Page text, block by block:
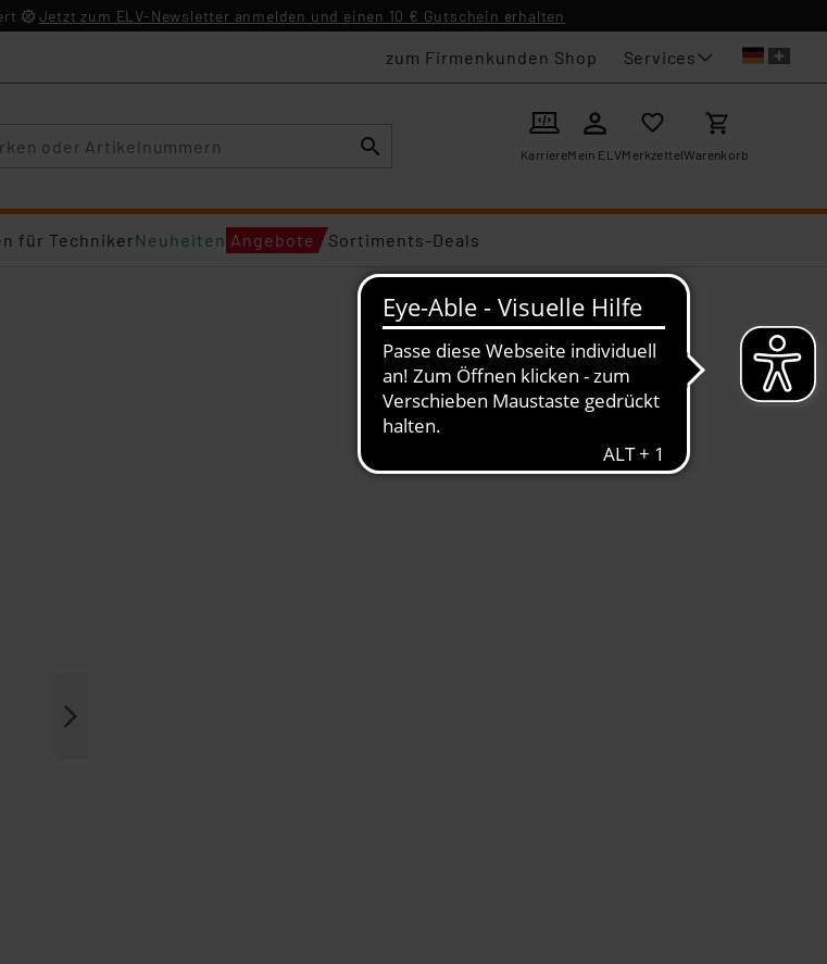
Jetzt zum ELV-Newsletter anmelden und einen 10 € Gutschein erhalten
zum Firmenkunden Shop Services
KarriereMein ELVMerkzettelWarenkorb
für TechnikerNeuheiten Angebote Sortiments-Deals